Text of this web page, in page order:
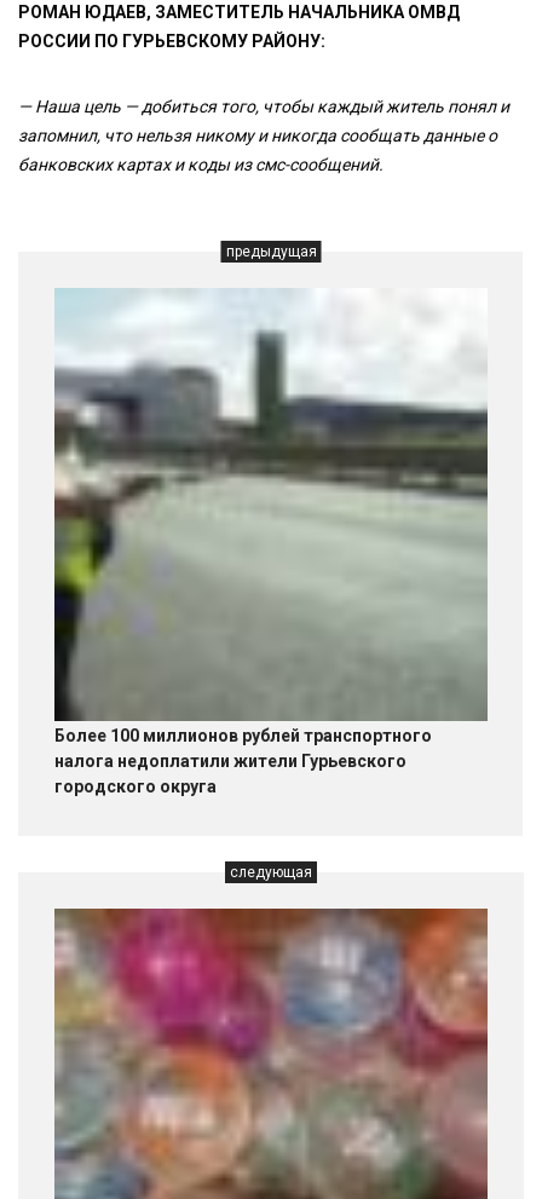
РОМАН ЮДАЕВ, ЗАМЕСТИТЕЛЬ НАЧАЛЬНИКА ОМВД
РОССИИ ПО ГУРЬЕВСКОМУ РАЙОНУ:
— Наша цель — добиться того, чтобы каждый житель понял и
запомнил, что нельзя никому и никогда сообщать данные о
банковских картах и коды из смс-сообщений.
предыдущая
Более 100 миллионов рублей транспортного
налога недоплатили жители Гурьевского
городского округа
следующая